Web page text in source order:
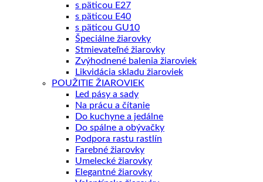
s päticou E27
s päticou E40
s päticou GU10
Špeciálne žiarovky
Stmievateľné žiarovky
Zvýhodnené balenia žiaroviek
Likvidácia skladu žiaroviek
POUŽITIE ŽIAROVIEK
Led pásy a sady
Na prácu a čítanie
Do kuchyne a jedálne
Do spálne a obývačky
Podpora rastu rastlín
Farebné žiarovky
Umelecké žiarovky
Elegantné žiarovky